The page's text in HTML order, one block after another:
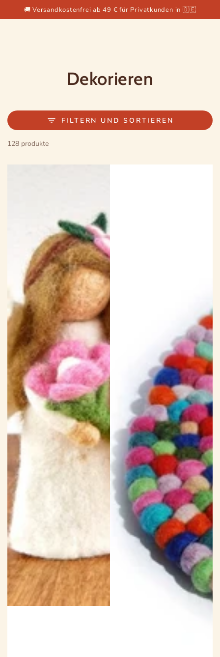
ZUM INHALT
SPRINGEN
🚚 Versandkostenfrei ab 49 € für Privatkunden in 🇩🇪
Kollektion:
Dekorieren
FILTERN UND SORTIEREN
128 produkte
Ähnliche Produkte